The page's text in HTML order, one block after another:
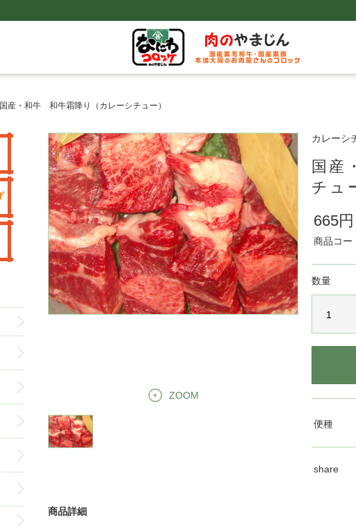
国産・和牛 和牛霜降り（カレーシチュー）
ZOOM
カレーシ
国産
チュ
665円
商品コー
数量
便種
share
商品詳細